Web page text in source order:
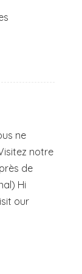
ne
notre
de
Hi
our